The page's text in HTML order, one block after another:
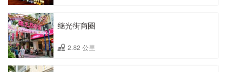
继光街商圈
2.82 公里